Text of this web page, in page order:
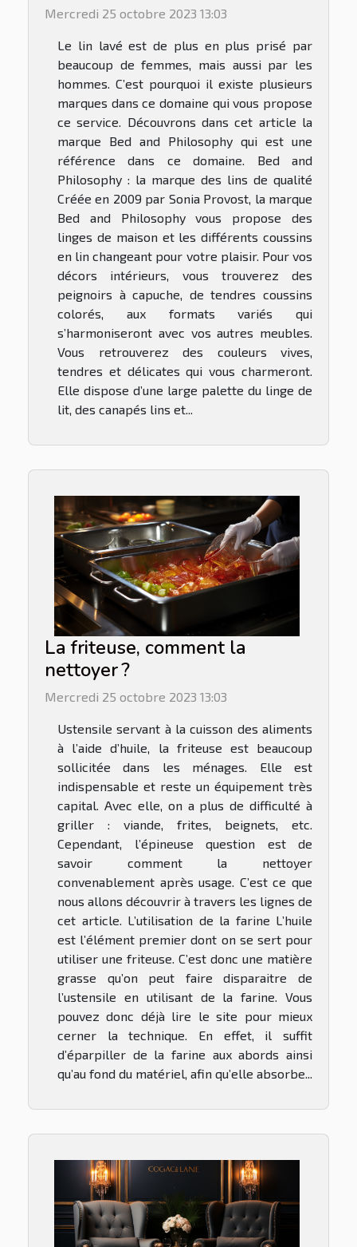
Mercredi 25 octobre 2023 13:03
Le lin lavé est de plus en plus prisé par
beaucoup de femmes, mais aussi par les
hommes. C’est pourquoi il existe plusieurs
marques dans ce domaine qui vous propose
ce service. Découvrons dans cet article la
marque Bed and Philosophy qui est une
référence dans ce domaine. Bed and
Philosophy : la marque des lins de qualité
Créée en 2009 par Sonia Provost, la marque
Bed and Philosophy vous propose des
linges de maison et les différents coussins
en lin changeant pour votre plaisir. Pour vos
décors intérieurs, vous trouverez des
peignoirs à capuche, de tendres coussins
colorés, aux formats variés qui
s’harmoniseront avec vos autres meubles.
Vous retrouverez des couleurs vives,
tendres et délicates qui vous charmeront.
Elle dispose d’une large palette du linge de
lit, des canapés lins et...
La friteuse, comment la
nettoyer ?
Mercredi 25 octobre 2023 13:03
Ustensile servant à la cuisson des aliments
à l’aide d’huile, la friteuse est beaucoup
sollicitée dans les ménages. Elle est
indispensable et reste un équipement très
capital. Avec elle, on a plus de difficulté à
griller : viande, frites, beignets, etc.
Cependant, l’épineuse question est de
savoir comment la nettoyer
convenablement après usage. C’est ce que
nous allons découvrir à travers les lignes de
cet article. L’utilisation de la farine L’huile
est l’élément premier dont on se sert pour
utiliser une friteuse. C’est donc une matière
grasse qu’on peut faire disparaitre de
l’ustensile en utilisant de la farine. Vous
pouvez donc déjà lire le site pour mieux
cerner la technique. En effet, il suffit
d’éparpiller de la farine aux abords ainsi
qu’au fond du matériel, afin qu’elle absorbe...